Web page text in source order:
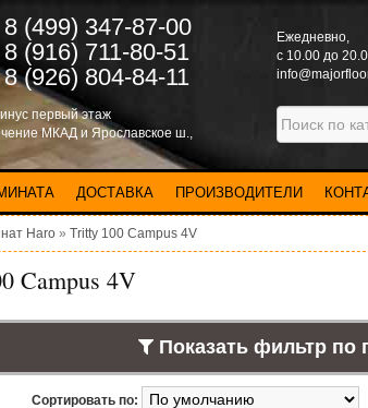
8 (499) 347-87-00
8 (916) 711-80-51
8 (926) 804-84-11
Eжедневно,
с 10.00 до
первый этаж
МКАД и Ярославское ш.,
ДОСТАВКА ПРОИЗВОДИТЕЛИ
Haro » Tritty 100 Campus 4V
Campus 4V
Показать фильтр по
Сортировать по: